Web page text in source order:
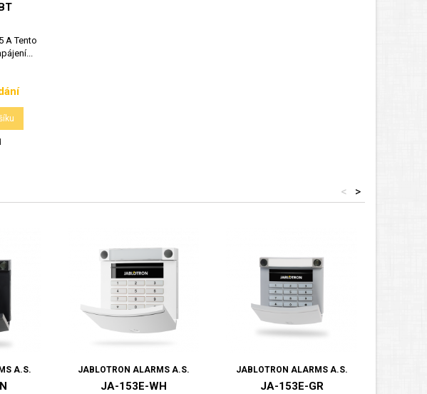
A Tento
>
<
A.S. JABLOTRON ALARMS A.S.
JA-153E-WH
JABLOTRON ALARMS A.S.
JA-153E-GR